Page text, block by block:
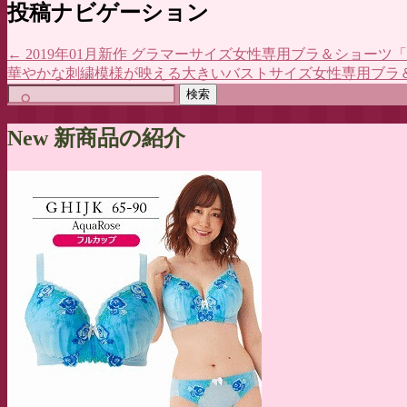
投稿ナビゲーション
← 2019年01月新作 グラマーサイズ女性専用ブラ＆ショーツ「
華やかな刺繍模様が映える大きいバストサイズ女性専用ブラ
検
索:
New 新商品の紹介